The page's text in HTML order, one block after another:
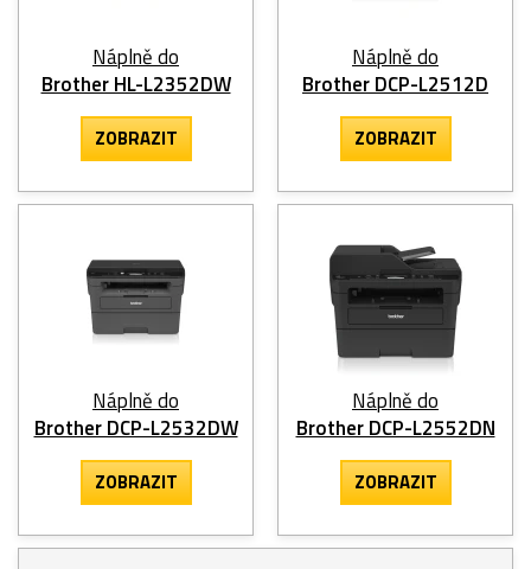
Náplně do
Brother HL-L2352DW
ZOBRAZIT
Náplně do
Brother DCP-L2512D
ZOBRAZIT
Náplně do
Brother DCP-L2532DW
ZOBRAZIT
Náplně do
Brother DCP-L2552DN
ZOBRAZIT